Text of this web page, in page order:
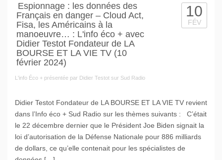
Espionnage : les données des
Français en danger – Cloud Act,
Fisa, les Américains à la
manoeuvre… : L'info éco + avec
Didier Testot Fondateur de LA
BOURSE ET LA VIE TV (10
février 2024)
L'info Éco + présentée par Didier Testot sur Sud Radio
10
FÉV
Didier Testot Fondateur de LA BOURSE ET LA VIE TV revient
dans l’Info éco + Sud Radio sur les thèmes suivants : C’était
le 22 décembre dernier que le Président Joe Biden signait la
loi d’autorisation de la Défense Nationale pour 886 milliards
de dollars, ce qu’elle contenait pour les spécialistes de